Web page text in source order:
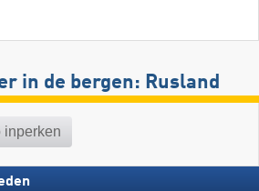
in de bergen: Rusland
inperken